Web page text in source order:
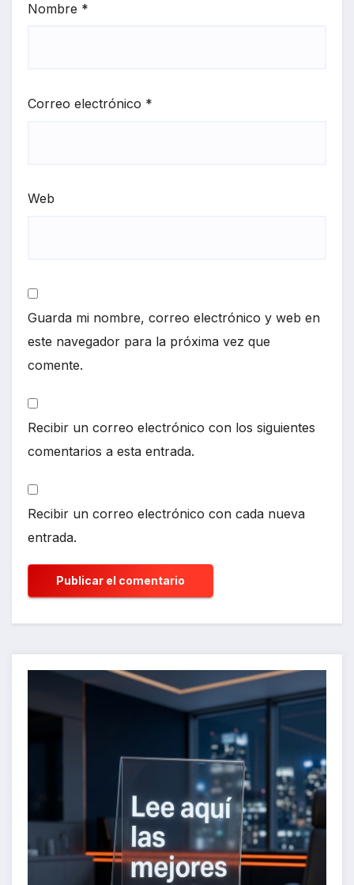
Nombre *
Correo electrónico *
Web
Guarda mi nombre, correo electrónico y web en
este navegador para la próxima vez que
comente.
Recibir un correo electrónico con los siguientes
comentarios a esta entrada.
Recibir un correo electrónico con cada nueva
entrada.